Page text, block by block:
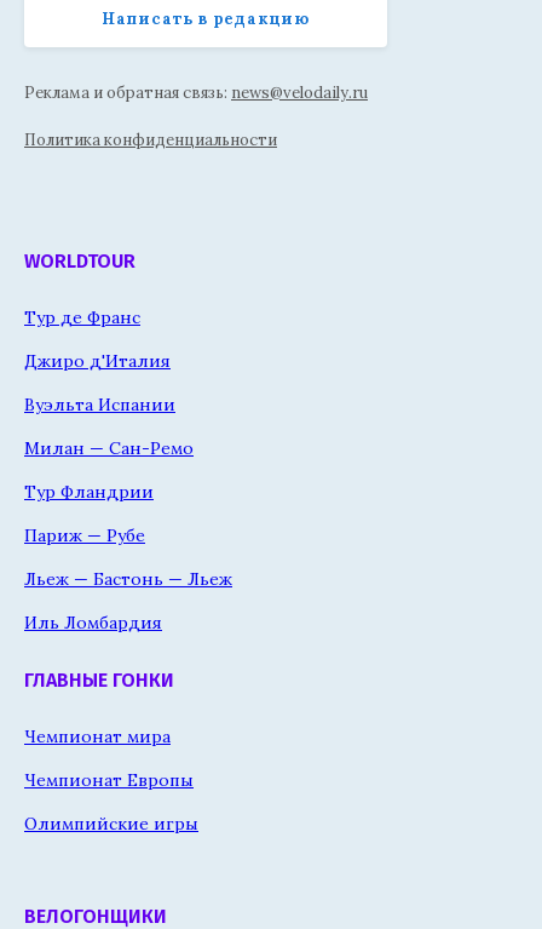
Написать в редакцию
Реклама и обратная связь: news@velodaily.ru
Политика конфиденциальности
WORLDTOUR
Тур де Франс
Джиро д'Италия
Вуэльта Испании
Милан — Сан-Ремо
Тур Фландрии
Париж — Рубе
Льеж — Бастонь — Льеж
Иль Ломбардия
ГЛАВНЫЕ ГОНКИ
Чемпионат мира
Чемпионат Европы
Олимпийские игры
ВЕЛОГОНЩИКИ